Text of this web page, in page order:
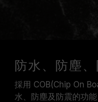
防水、防塵
採用 COB(Chip On
水、防塵及防震的功